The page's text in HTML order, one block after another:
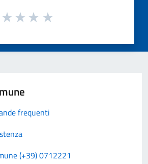
frequenti
(+39) 0712221